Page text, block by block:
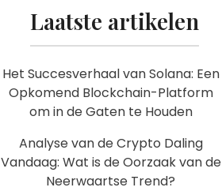
Laatste artikelen
Het Succesverhaal van Solana: Een
Opkomend Blockchain-Platform
om in de Gaten te Houden
Analyse van de Crypto Daling
Vandaag: Wat is de Oorzaak van de
Neerwaartse Trend?